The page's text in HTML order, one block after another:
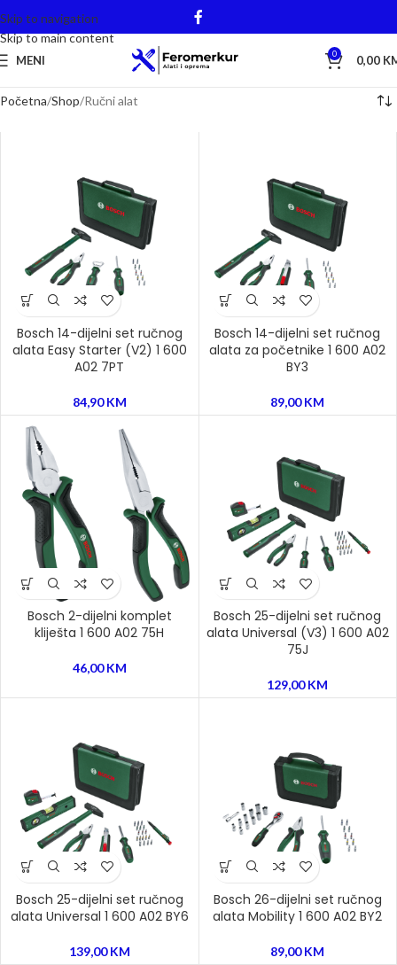
Skip to navigation
Skip to main content
MENI 0 0,00
Početna Shop Ručni alat
Bosch 14-dijelni set ručnog
alata Easy Starter (V2) 1 600
A02 7PT
84,90KM
Bosch 14-dijelni set ručnog
alata za početnike 1 600 A02
BY3
89,00KM
Bosch 2-dijelni komplet
kliješta 1 600 A02 75H
46,00KM
Bosch 25-dijelni set ručnog
alata Universal (V3) 1 600 A02
75J
129,00KM
Bosch 25-dijelni set ručnog
alata Universal 1 600 A02 BY6
139,00KM
Bosch 26-dijelni set ručnog
alata Mobility 1 600 A02 BY2
89,00KM